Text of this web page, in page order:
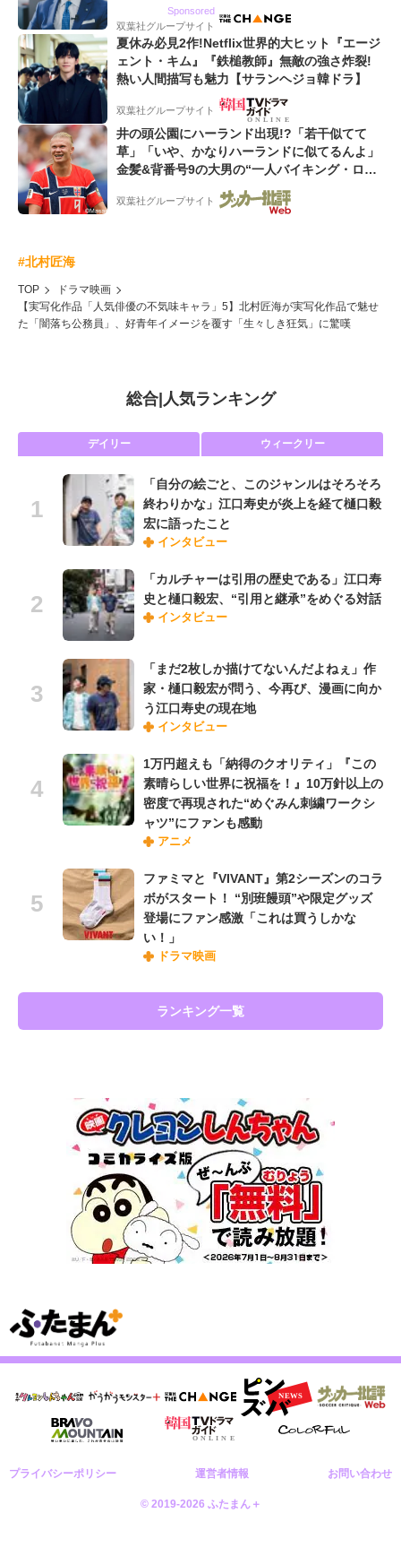
Sponsored
双葉社グループサイト
夏休み必見2作!Netflix世界的大ヒット『エージ
ェント・キム』『鉄槌教師』無敵の強さ炸裂!
熱い人間描写も魅力【サランヘジョ韓ドラ】
双葉社グループサイト
井の頭公園にハーランド出現!?「若干似てて
草」「いや、かなりハーランドに似てるんよ」
金髪&背番号9の大男の“一人バイキング・ロ
ー”映像が話題!「元気をもらった」
双葉社グループサイト
#北村匠海
TOP
ドラマ映画
【実写化作品「人気俳優の不気味キャラ」5】北村匠海が実写化作品で魅せ
た「闇落ち公務員」、好青年イメージを覆す「生々しき狂気」に驚嘆
総合| 人気ランキング
デイリー ウィークリー
「自分の絵ごと、このジャンルはそろそろ
終わりかな」江口寿史が炎上を経て樋口毅
宏に語ったこと
インタビュー
「カルチャーは引用の歴史である」江口寿
史と樋口毅宏、“引用と継承”をめぐる対話
インタビュー
「まだ2枚しか描けてないんだよねぇ」作
家・樋口毅宏が問う、今再び、漫画に向か
う江口寿史の現在地
インタビュー
1万円超えも「納得のクオリティ」『この
素晴らしい世界に祝福を！』10万針以上の
密度で再現された“めぐみん刺繍ワークシ
ャツ”にファンも感動
アニメ
ファミマと『VIVANT』第2シーズンのコラ
ボがスタート！ “別班饅頭”や限定グッズ
登場にファン感激「これは買うしかな
い！」
ドラマ映画
ランキング一覧
プライバシーポリシー 運営者情報 お問い合わせ
© 2019-2026 ふたまん＋